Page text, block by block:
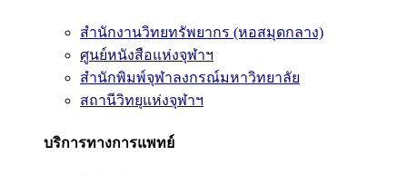
สำนักงานวิทยทรัพยากร (หอสมุดกลาง)
ศูนย์หนังสือแห่งจุฬาฯ
สำนักพิมพ์จุฬาลงกรณ์มหาวิทยาลัย
สถานีวิทยุแห่งจุฬาฯ
บริการทางการแพทย์